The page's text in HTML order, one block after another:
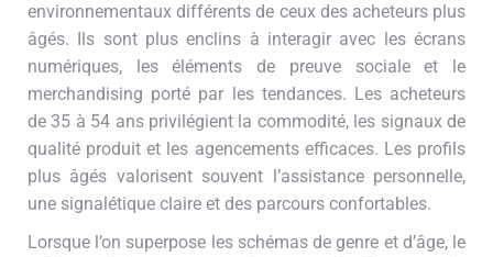
environnementaux différents de ceux des acheteurs plus
âgés. Ils sont plus enclins à interagir avec les écrans
numériques, les éléments de preuve sociale et le
merchandising porté par les tendances. Les acheteurs
de 35 à 54 ans privilégient la commodité, les signaux de
qualité produit et les agencements efficaces. Les profils
plus âgés valorisent souvent l’assistance personnelle,
une signalétique claire et des parcours confortables.
Lorsque l’on superpose les schémas de genre et d’âge, le